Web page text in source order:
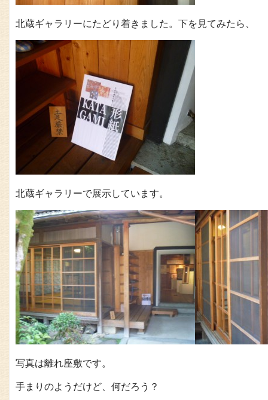
北蔵ギャラリーにたどり着きました。下を見てみたら、
北蔵ギャラリーで展示しています。
写真は離れ座敷です。
手まりのようだけど、何だろう？